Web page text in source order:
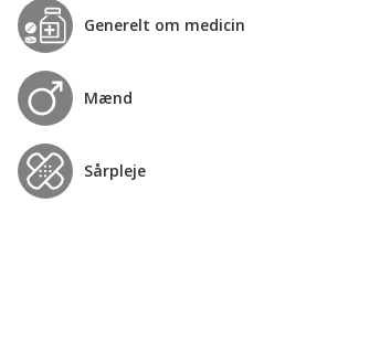
Generelt om medicin
Mænd
Sårpleje